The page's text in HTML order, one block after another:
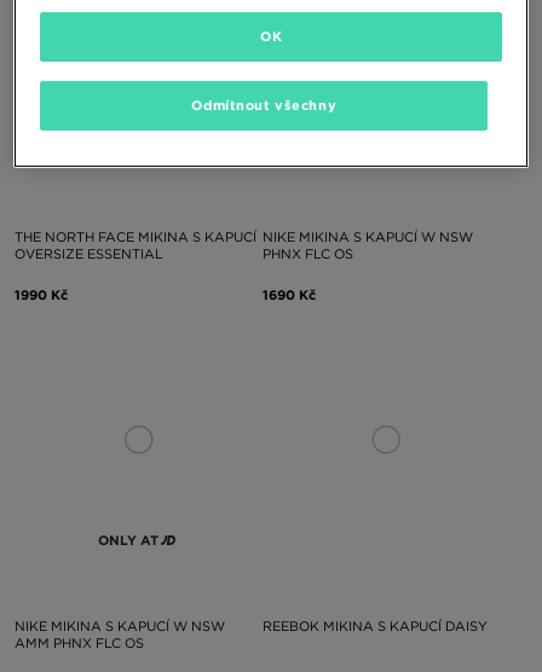
THE NORTH FACE MIKINA S KAPUCÍ
OVERSIZE ESSENTIAL
1990 Kč
NIKE MIKINA S KAPUCÍ W NSW
PHNX FLC OS
1690 Kč
ONLY AT
NIKE MIKINA S KAPUCÍ W NSW
AMM PHNX FLC OS
REEBOK MIKINA S KAPUCÍ DAISY
Odmítnout všechny
OK